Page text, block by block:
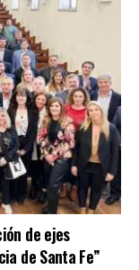
de ejes
de Santa Fe”